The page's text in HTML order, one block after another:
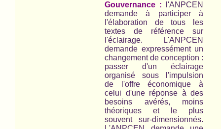
Gouvernance :
l'ANPCEN
demande à participer à
l'élaboration de tous les
textes de référence sur
l'éclairage. L'ANPCEN
demande expressément un
changement de conception :
passer d'un éclairage
organisé sous l'impulsion
de l'offre économique à
celui d'une réponse à des
besoins avérés, moins
théoriques et le plus
souvent sur-dimensionnés.